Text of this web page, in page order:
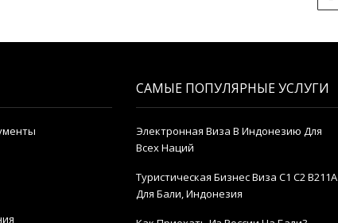
САМЫЕ ПОПУЛЯРНЫЕ УСЛУГИ
Электронная Виза В Индонезию Для
Всех Наций
Туристическая Бизнес Виза C1 C2 B211A
Для Бали, Индонезия